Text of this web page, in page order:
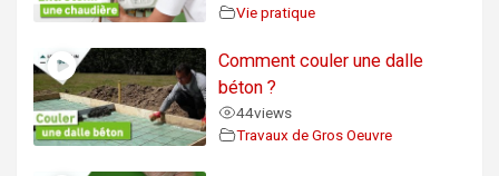
Vie pratique
Comment couler une dalle
béton ?
44views
Travaux de Gros Oeuvre